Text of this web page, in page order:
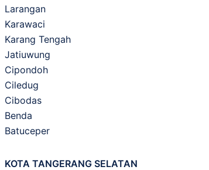
Larangan
Karawaci
Karang Tengah
Jatiuwung
Cipondoh
Ciledug
Cibodas
Benda
Batuceper
KOTA TANGERANG SELATAN